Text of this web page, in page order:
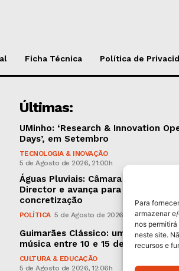
Para
armazenar
nos
neste site.
recursos e
Ficha Técnica Política de
Últimas:
UMinho: ‘Research & Innovation
Days’, em Setembro
TECNOLOGIA & INOVAÇÃO
5 de Agosto de 2026, 21:00h
Águas Pluviais: Câmara aprovou
Director e avança para a sua
concretização
POLÍTICA 5 de Agosto de 2026, 15:36h
Guimarães Clássico: um festival de
música entre 10 e 15 de Agosto
CULTURA & EDUCAÇÃO
5 de Agosto de 2026, 12:06h